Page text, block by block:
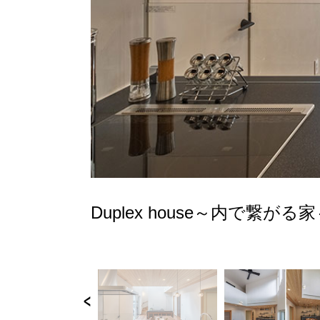
Duplex house～内で繋がる家